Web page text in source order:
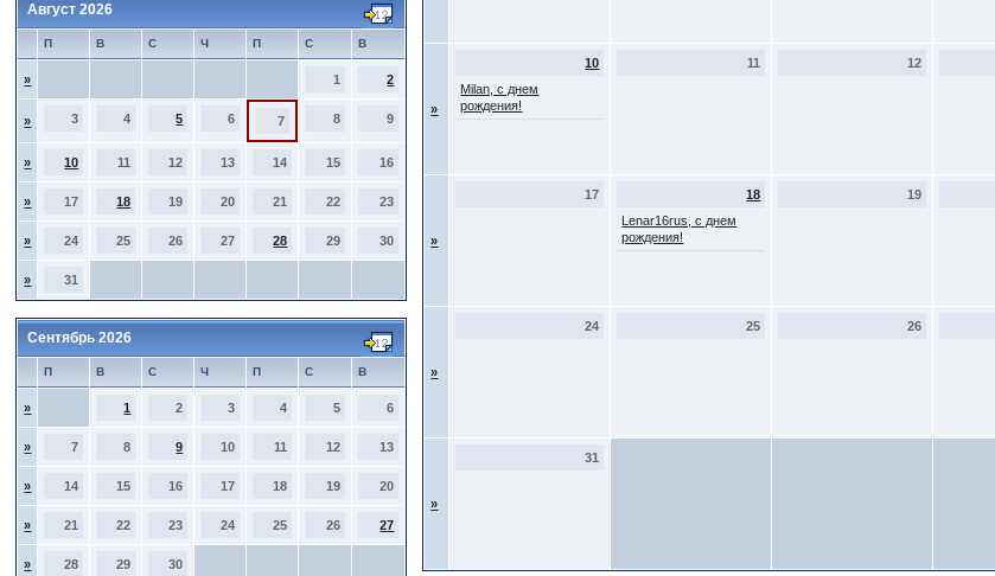
Август 2026
П В С Ч П С В
» 1 2
» 3 4 5 6 7 8 9
» 10 11 12 13 14 15 16
» 17 18 19 20 21 22 23
» 24 25 26 27 28 29 30
» 31
Сентябрь 2026
П В С Ч П С В
» 1 2 3 4 5 6
» 7 8 9 10 11 12 13
» 14 15 16 17 18 19 20
» 21 22 23 24 25 26 27
» 28 29 30
»
10
Milan, с днем
рождения!
11 12
»
17
18
Lenar16rus, с днем
рождения!
19
»
24 25 26
»
31